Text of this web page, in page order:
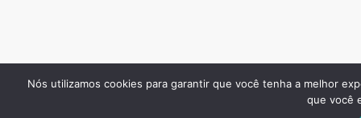
Nós utilizamos cookies para garantir que você tenha a melhor
que você